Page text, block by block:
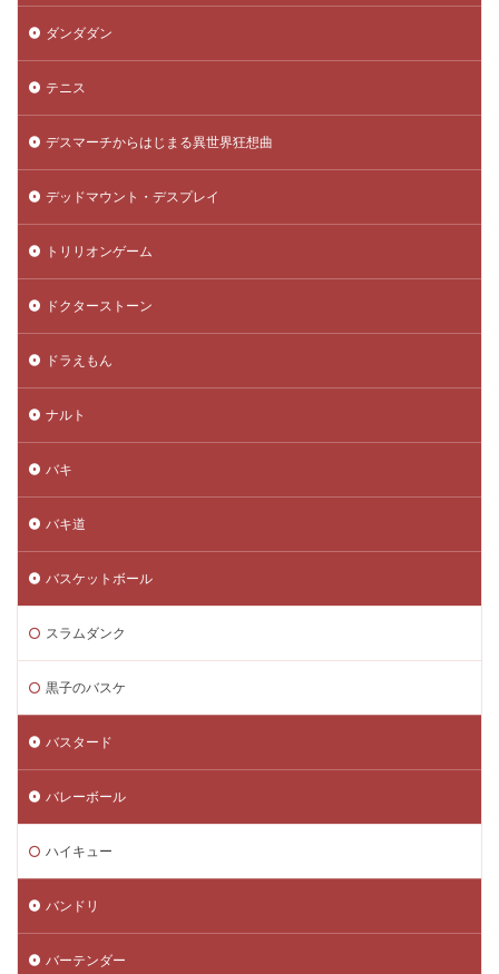
ダンダダン
テニス
デスマーチからはじまる異世界狂想曲
デッドマウント・デスプレイ
トリリオンゲーム
ドクターストーン
ドラえもん
ナルト
バキ
バキ道
バスケットボール
スラムダンク
黒子のバスケ
バスタード
バレーボール
ハイキュー
バンドリ
バーテンダー